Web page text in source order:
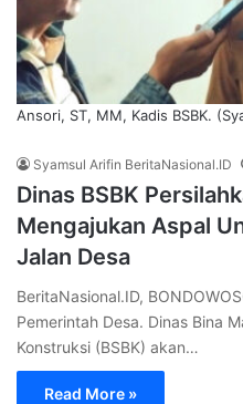
Ansori, ST, MM, Kadis BSBK.
Syamsul Arifin BeritaNasional.ID
Dinas BSBK
Mengajukan Aspal
Jalan Desa
BeritaNasional.ID,
Pemerintah Desa. Dinas Bina
Konstruksi (BSBK) akan…
Read More »